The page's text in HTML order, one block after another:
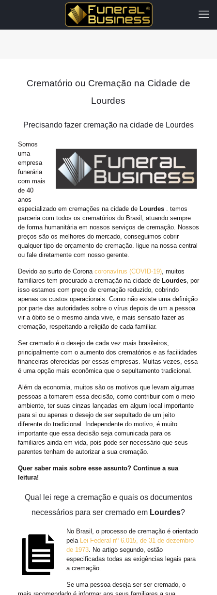
Crematório ou Cremação na Cidade de
Lourdes
Precisando fazer cremação na cidade de Lourdes
Somos
uma
empresa
funerária
com mais
de 40
anos
especializado em cremações na cidade de Lourdes. temos
parceria com todos os crematórios do Brasil, atuando sempre
de forma humanitária em nossos serviços de cremação. Nossos
preços são os melhores do mercado, conseguimos cobrir
qualquer tipo de orçamento de cremação. ligue na nossa central
ou fale diretamente com nosso gerente.
Devido ao surto de Corona coronavírus (COVID-19), muitos
familiares tem procurado a cremação na cidade de Lourdes, por
isso estamos com preço de cremação reduzido, cobrindo
apenas os custos operacionais. Como não existe uma definição
por parte das autoridades sobre o vírus depois de um a pessoa
vir a óbito se o mesmo ainda vive, e mais sensato fazer as
cremação, respeitando a religião de cada familiar.
Ser cremado é o desejo de cada vez mais brasileiros,
principalmente com o aumento dos crematórios e as facilidades
financeiras oferecidas por essas empresas. Muitas vezes, essa
é uma opção mais econômica que o sepultamento tradicional.
Além da economia, muitos são os motivos que levam algumas
pessoas a tomarem essa decisão, como contribuir com o meio
ambiente, ter suas cinzas lançadas em algum local importante
para si ou apenas o desejo de ser sepultado de um jeito
diferente do tradicional. Independente do motivo, é muito
importante que essa decisão seja comunicada para os
familiares ainda em vida, pois pode ser necessário que seus
parentes tenham de autorizar a sua cremação.
Quer saber mais sobre esse assunto? Continue a sua
leitura!
Qual lei rege a cremação e quais os documentos
necessários para ser cremado em Lourdes?
No Brasil, o processo de cremação é orientado
pela Lei Federal nº 6.015, de 31 de dezembro
de 1973. No artigo segundo, estão
especificadas todas as exigências legais para
a cremação.
Se uma pessoa deseja ser ser cremado, o